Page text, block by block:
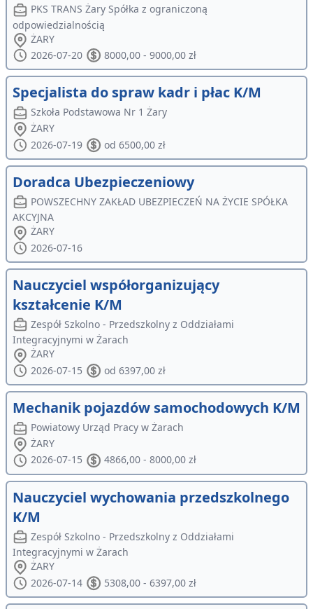
PKS TRANS Żary Spółka z ograniczoną
odpowiedzialnością
ŻARY
2026-07-20
8000,00 - 9000,00 zł
Specjalista do spraw kadr i płac K/M
Szkoła Podstawowa Nr 1 Żary
ŻARY
2026-07-19
od 6500,00 zł
Doradca Ubezpieczeniowy
POWSZECHNY ZAKŁAD UBEZPIECZEŃ NA ŻYCIE SPÓŁKA
AKCYJNA
ŻARY
2026-07-16
Nauczyciel współorganizujący
kształcenie K/M
Zespół Szkolno - Przedszkolny z Oddziałami
Integracyjnymi w Żarach
ŻARY
2026-07-15
od 6397,00 zł
Mechanik pojazdów samochodowych K/M
Powiatowy Urząd Pracy w Żarach
ŻARY
2026-07-15
4866,00 - 8000,00 zł
Nauczyciel wychowania przedszkolnego
K/M
Zespół Szkolno - Przedszkolny z Oddziałami
Integracyjnymi w Żarach
ŻARY
2026-07-14
5308,00 - 6397,00 zł